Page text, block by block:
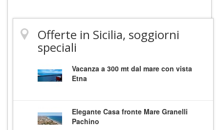
Offerte in Sicilia, soggiorni
speciali
Vacanza a 300 mt dal mare con vista
Etna
Elegante Casa fronte Mare Granelli
Pachino